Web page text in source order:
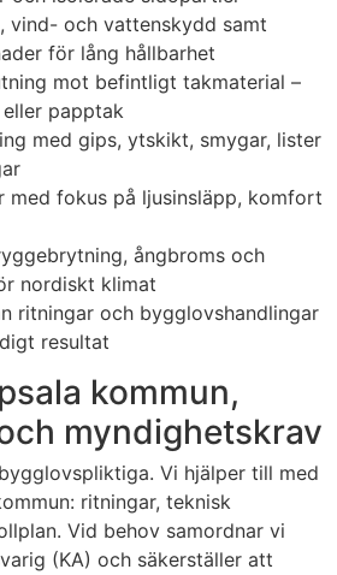
vind- och vattenskydd samt
för lång hållbarhet
mot befintligt takmaterial –
papptak
med gips, ytskikt, smygar, lister
med fokus på ljusinsläpp, komfort
ångbroms och
nordiskt klimat
ritningar och bygglovshandlingar
resultat
kommun,
myndighetskrav
Vi hjälper till med
ritningar, teknisk
Vid behov samordnar vi
(KA) och säkerställer att